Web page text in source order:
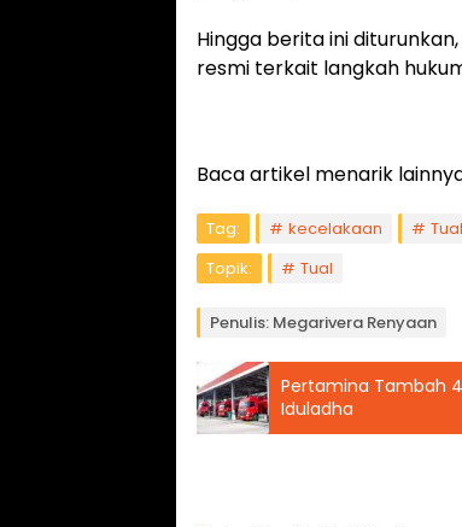
Hingga berita ini
resmi terkait langkah
Baca artikel menarik lainnya
Tag: kecelakaan
Tual
Topik:
Tual
Penulis: Megarivera Renyaan
Pertamina Tambah
Iduladha